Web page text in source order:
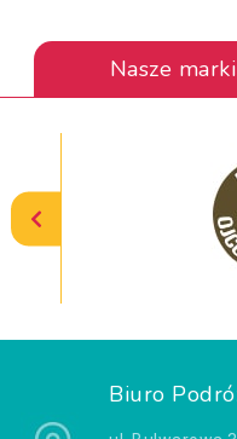
Nasze marki
Biuro